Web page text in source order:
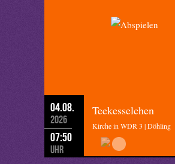
04.08.
2026
07:50
Uhr
Teekesselchen
Kirche in WDR 3 | Döhling